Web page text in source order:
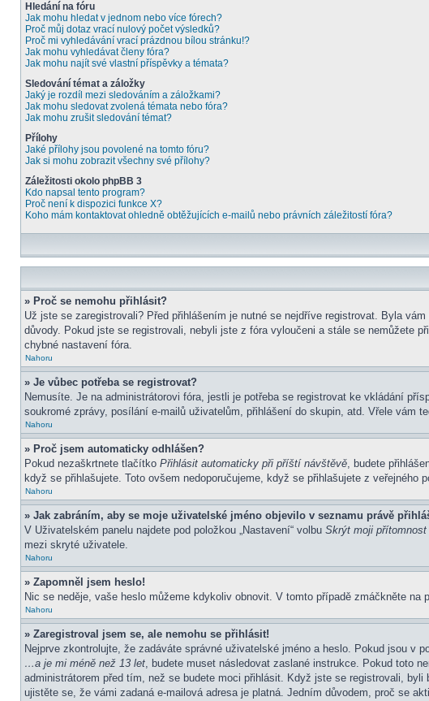
Hledání na fóru
Jak mohu hledat v jednom nebo více fórech?
Proč můj dotaz vrací nulový počet výsledků?
Proč mi vyhledávání vrací prázdnou bílou stránku!?
Jak mohu vyhledávat členy fóra?
Jak mohu najít své vlastní příspěvky a témata?
Sledování témat a záložky
Jaký je rozdíl mezi sledováním a záložkami?
Jak mohu sledovat zvolená témata nebo fóra?
Jak mohu zrušit sledování témat?
Přílohy
Jaké přílohy jsou povolené na tomto fóru?
Jak si mohu zobrazit všechny své přílohy?
Záležitosti okolo phpBB 3
Kdo napsal tento program?
Proč není k dispozici funkce X?
Koho mám kontaktovat ohledně obtěžujících e-mailů nebo právních záležitostí fóra?
» Proč se nemohu přihlásit?
Už jste se zaregistrovali? Před přihlášením je nutné se nejdříve registrovat. Byla
důvody. Pokud jste se registrovali, nebyli jste z fóra vyloučeni a stále se nemůžete
chybné nastavení fóra.
Nahoru
» Je vůbec potřeba se registrovat?
Nemusíte. Je na administrátorovi fóra, jestli je potřeba se registrovat ke vkládání
soukromé zprávy, posílání e-mailů uživatelům, přihlášení do skupin, atd. Vřele vám
Nahoru
» Proč jsem automaticky odhlášen?
Pokud nezaškrtnete tlačítko Přihlásit automaticky při příští návštěvě, budete
když se přihlašujete. Toto ovšem nedoporučujeme, když se přihlašujete z
Nahoru
» Jak zabráním, aby se moje uživatelské jméno objevilo v seznamu právě
V Uživatelském panelu najdete pod položkou „Nastavení“ volbu Skrýt moji přítomnost
mezi skryté uživatele.
Nahoru
» Zapomněl jsem heslo!
Nic se neděje, vaše heslo můžeme kdykoliv obnovit. V tomto případě zmáčkněte
Nahoru
» Zaregistroval jsem se, ale nemohu se přihlásit!
Nejprve zkontrolujte, že zadáváte správné uživatelské jméno a heslo. Pokud jsou v
…a je mi méně než 13 let, budete muset následovat zaslané instrukce. Pokud toto
administrátorem před tím, než se budete moci přihlásit. Když jste se registrovali,
ujistěte se, že vámi zadaná e-mailová adresa je platná. Jedním důvodem, proč se